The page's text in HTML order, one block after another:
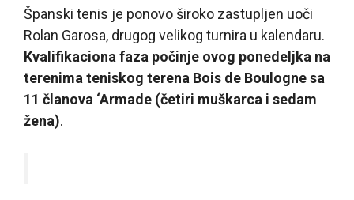
Španski tenis je ponovo široko zastupljen uoči
Rolan Garosa, drugog velikog turnira u kalendaru.
Kvalifikaciona faza počinje ovog ponedeljka na
terenima teniskog terena Bois de Boulogne sa
11 članova ‘Armade (četiri muškarca i sedam
žena).